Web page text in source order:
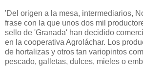
'Del origen a la mesa, intermediarios,
frase con la que unos dos mil
sello de 'Granada' han decidido
en la cooperativa Agroláchar. Los
de hortalizas y otros tan variopintos
pescado, galletas, dulces, mieles o